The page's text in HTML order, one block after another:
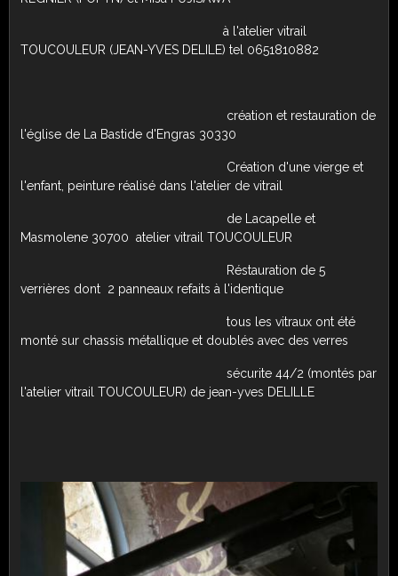
à l'atelier vitrail
TOUCOULEUR (JEAN-YVES DELILE) tel 0651810882
création et restauration de
l'église de La Bastide d'Engras 30330
Création d'une vierge et
l'enfant, peinture réalisé dans l'atelier de vitrail
de Lacapelle et
Masmolene 30700 atelier vitrail TOUCOULEUR
Réstauration de 5
verrières dont 2 panneaux refaits à l'identique
tous les vitraux ont été
monté sur chassis métallique et doublés avec des verres
sécurite 44/2 (montés par
l'atelier vitrail TOUCOULEUR) de jean-yves DELILLE